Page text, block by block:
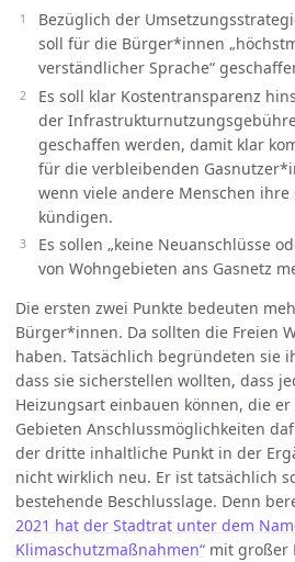
Bezüglich der
soll für die Bürger*innen
verständlicher Sprache“
Es soll klar Kostentransparenz
der
geschaffen werden, damit klar
für die verbleibenden
wenn viele andere Menschen ihre
kündigen.
Es sollen „keine Neuanschlüsse
von Wohngebieten ans Gasnetz
Die ersten zwei Punkte bedeuten
Bürger*innen. Da sollten die Freien
haben. Tatsächlich begründeten sie
dass sie sicherstellen wollten, dass
Heizungsart einbauen können, die
Gebieten Anschlussmöglichkeiten
der dritte inhaltliche Punkt in der
nicht wirklich neu. Er ist tatsächlich
bestehende Beschlusslage. Denn
2021 hat der Stadtrat unter dem
Klimaschutzmaßnahmen“ mit großer